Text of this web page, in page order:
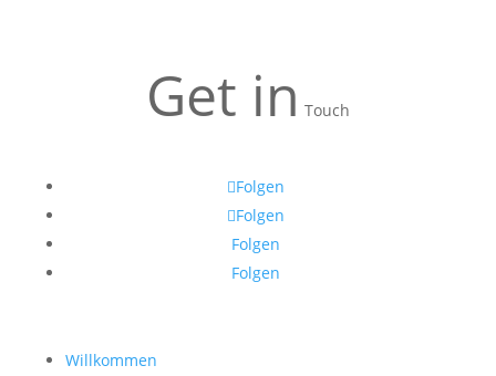
Get in Touch
Folgen
Folgen
Folgen
Folgen
Willkommen